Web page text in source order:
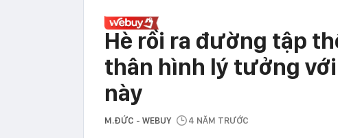
Hè rồi ra đường tập
thân hình lý tưởng
này
M.ĐỨC - WEBUY 4 NĂM TRƯỚC